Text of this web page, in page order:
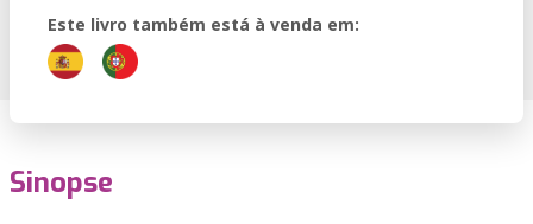
Este livro também está à venda em:
Sinopse